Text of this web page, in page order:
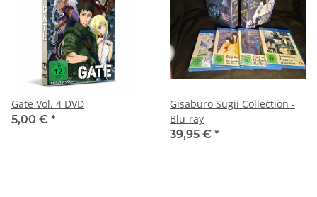
Gate Vol. 4 DVD
5,00 € *
Gisaburo Sugii Collection -
Blu-ray
39,95 € *